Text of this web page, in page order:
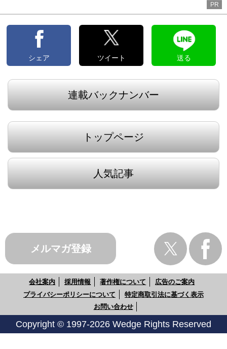
PR
シェア ツイート 送る
連載バックナンバー
トップページ
人気記事
メルマガ登録
会社案内 採用情報 著作権について
広告のご案内
プライバシーポリシーについて
特定商取引法に基づく表示
お問い合わせ
Copyright © 1997-2026 Wedge Rights Reserved